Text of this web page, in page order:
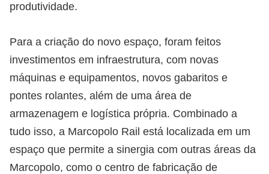
produtividade.
Para a criação do novo espaço, foram feitos
investimentos em infraestrutura, com novas
máquinas e equipamentos, novos gabaritos e
pontes rolantes, além de uma área de
armazenagem e logística própria. Combinado a
tudo isso, a Marcopolo Rail está localizada em um
espaço que permite a sinergia com outras áreas da
Marcopolo, como o centro de fabricação de